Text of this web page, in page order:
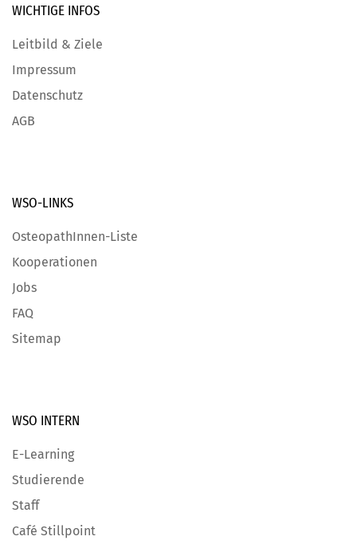
WICHTIGE INFOS
Leitbild & Ziele
Impressum
Datenschutz
AGB
WSO-LINKS
OsteopathInnen-Liste
Kooperationen
Jobs
FAQ
Sitemap
WSO INTERN
E-Learning
Studierende
Staff
Café Stillpoint